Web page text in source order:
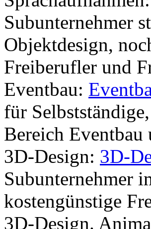
Subunternehmer
Objektdesign,
Freiberufler und
Eventbau:
für
Bereich Eventbau
3D-Design: 3D-
Subunternehmer
kostengünstige
3D-Design.